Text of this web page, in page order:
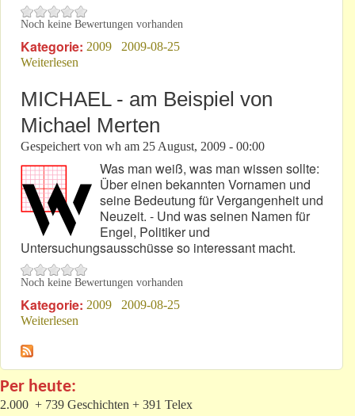
Noch keine Bewertungen vorhanden
Kategorie: 2009
2009-08-25
Weiterlesen
Porsche
MICHAEL - am Beispiel von
Michael Merten
Gespeichert von wh am 25 August, 2009 - 00:00
Was man weiß, was man wissen sollte:
Über einen bekannten Vornamen und
seine Bedeutung für Vergangenheit und
Neuzeit. - Und was seinen Namen für
Engel, Politiker und
Untersuchungsausschüsse so interessant macht.
Noch keine Bewertungen vorhanden
Kategorie: 2009
2009-08-25
Weiterlesen
Per heute:
2.000 + 739 Geschichten + 391 Telex